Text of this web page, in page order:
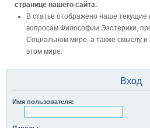
странице нашего сайта.
В статье отображено наше
вопросам Философии Эзотерики,
Социальном мире, а также смыслу и
этом мире.
Вход
Имя пользователя: